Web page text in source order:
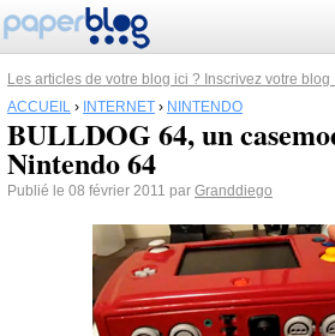
Les articles de votre blog ici ? Inscrivez votre blog
ACCUEIL › INTERNET › NINTENDO
BULLDOG 64, un
Nintendo 64
Publié le 08 février 2011 par Granddiego